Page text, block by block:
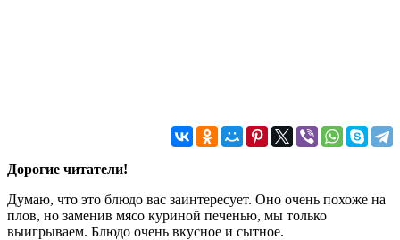
Дорогие читатели!
Думаю, что это блюдо вас заинтересует. Оно очень похоже на
плов, но заменив мясо куриной печенью, мы только
выигрываем. Блюдо очень вкусное и сытное.